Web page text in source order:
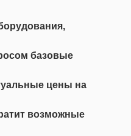
базовые
цены на
возможные